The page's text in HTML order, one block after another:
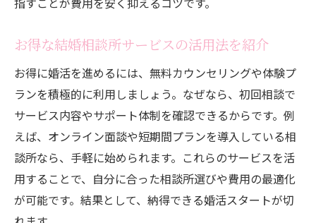
結婚相談所の地域密着サポートが婚活成功
の鍵
地元に強い結婚相談所で理想の出会いを実
現
結婚相談所の地域ネットワークを活かす方
法
納得できる結婚相談所選びの極意
結婚相談所選びで失敗しないための判断基
お得な結婚相談所サービスの活用法を紹介
お得に婚活を進めるには、無料カウンセリングや体験プ
ランを積極的に利用しましょう。なぜなら、初回相談で
サービス内容やサポート体制を確認できるからです。例
えば、オンライン面談や短期間プランを導入している相
談所なら、手軽に始められます。これらのサービスを活
用することで、自分に合った相談所選びや費用の最適化
が可能です。結果として、納得できる婚活スタートが切